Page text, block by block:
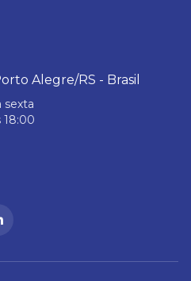
Alegre/RS - Brasil
sexta
18:00